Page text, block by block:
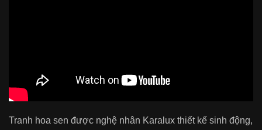
Tranh hoa sen được nghệ nhân Karalux thiết kế sinh động,